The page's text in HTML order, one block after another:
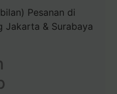
Pesanan di
Jakarta & Surabaya